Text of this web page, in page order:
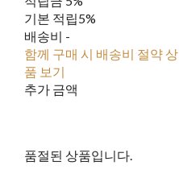
기본 적립5%
배송비 -
함께 구매 시 배송비 절약 상
품 보기
추가 금액
품절된 상품입니다.